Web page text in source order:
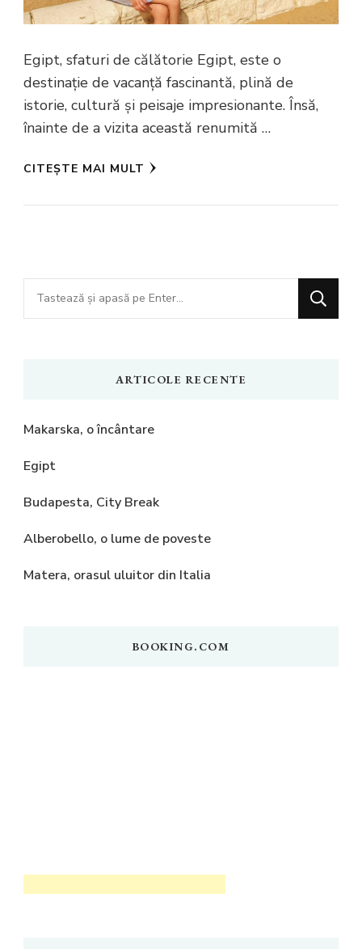
Egipt, sfaturi de călătorie Egipt, este o
destinație de vacanță fascinantă, plină de
istorie, cultură și peisaje impresionante. Însă,
înainte de a vizita această renumită …
CITEȘTE MAI MULT
Cauți
ceva?
ARTICOLE RECENTE
Makarska, o încântare
Egipt
Budapesta, City Break
Alberobello, o lume de poveste
Matera, orasul uluitor din Italia
BOOKING.COM